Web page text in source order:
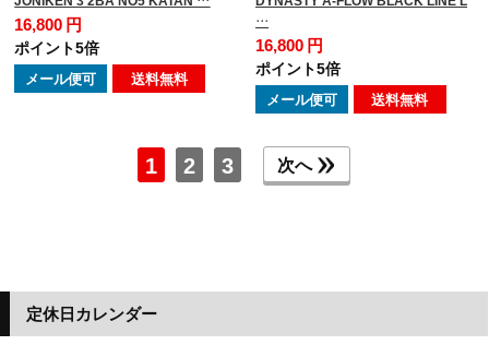
16,800 円
ポイント5倍
メール便可 送料無料
…
16,800 円
ポイント5倍
メール便可 送料無料
1 2 3 次へ
定休日カレンダー